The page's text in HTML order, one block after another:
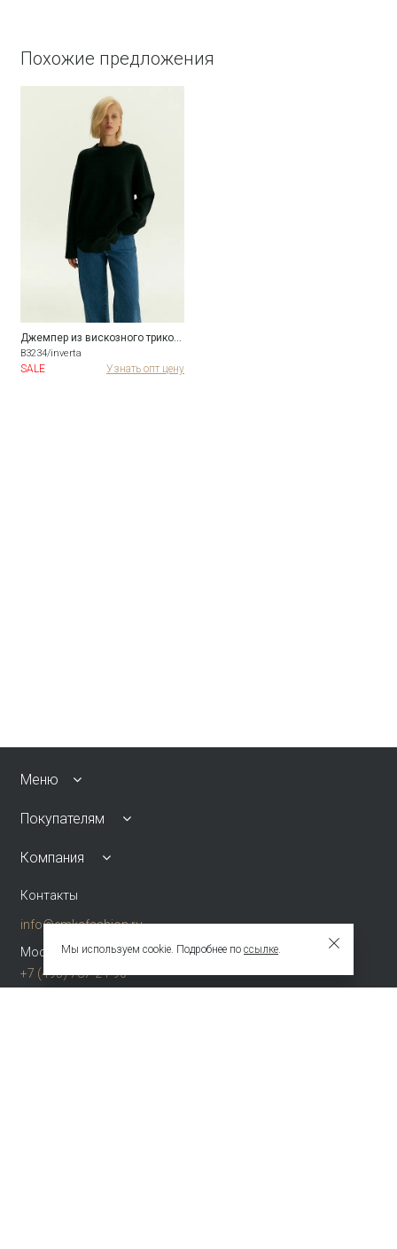
Похожие предложения
B3234/inverta
SALE Узнать опт цену
Меню
Покупателям
Компания
Контакты
info@emkafashion.ru
Москва и область
+7 (495) 787-24-90
Мы используем cookie. Подробнее по ссылке